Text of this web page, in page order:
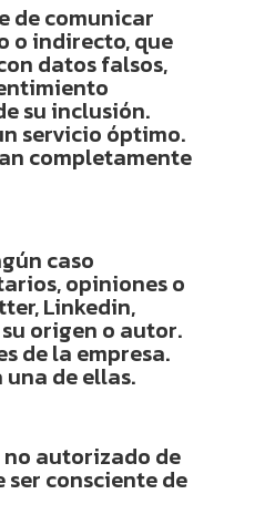
de comunicar
o indirecto, que
datos falsos,
su inclusión.
servicio óptimo.
completamente
caso
opiniones o
Linkedin,
origen o autor.
de la empresa.
de ellas.
autorizado de
consciente de